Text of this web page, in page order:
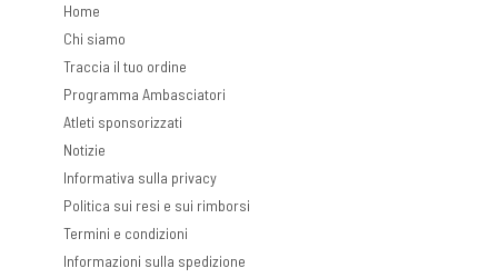
Home
Chi siamo
Traccia il tuo ordine
Programma Ambasciatori
Atleti sponsorizzati
Notizie
Informativa sulla privacy
Politica sui resi e sui rimborsi
Termini e condizioni
Informazioni sulla spedizione